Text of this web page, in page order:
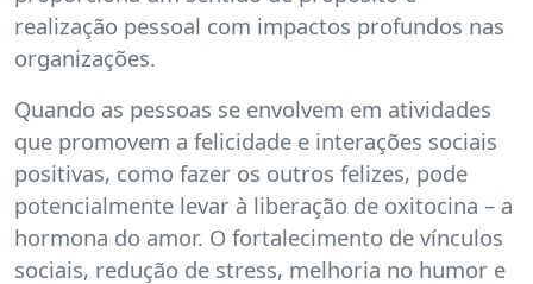
realização pessoal com impactos profundos nas
organizações.
Quando as pessoas se envolvem em atividades
que promovem a felicidade e interações sociais
positivas, como fazer os outros felizes, pode
potencialmente levar à liberação de oxitocina – a
hormona do amor. O fortalecimento de vínculos
sociais, redução de stress, melhoria no humor e